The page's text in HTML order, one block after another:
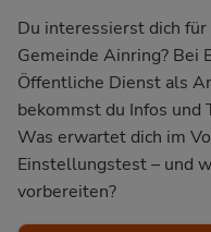
Du interessierst dich
Gemeinde Ainring? Bei
Öffentliche Dienst als
bekommst du Infos und
Was erwartet dich im
Einstellungstest – und
vorbereiten?